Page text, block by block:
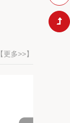
【更多>>】